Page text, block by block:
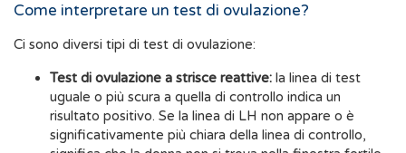
Come interpretare un test di ovulazione?
Ci sono diversi tipi di test di ovulazione:
Test di ovulazione a strisce reattive: la linea di test
uguale o più scura a quella di controllo indica un
risultato positivo. Se la linea di LH non appare o è
significativamente più chiara della linea di controllo,